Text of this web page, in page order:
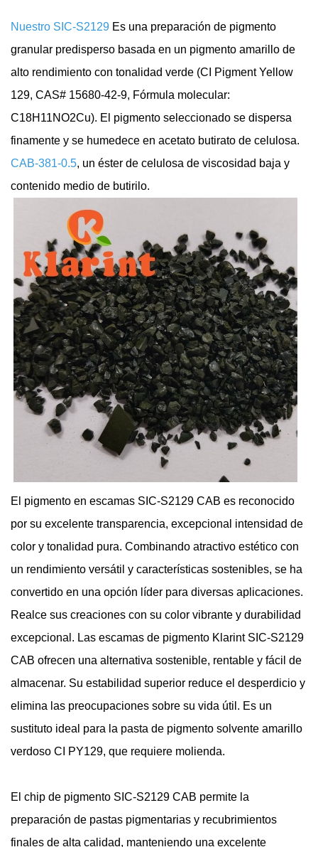
Nuestro SIC-S2129 Es una preparación de pigmento
granular predisperso basada en un pigmento amarillo de
alto rendimiento con tonalidad verde (CI Pigment Yellow
129, CAS# 15680-42-9, Fórmula molecular:
C18H11NO2Cu). El pigmento seleccionado se dispersa
finamente y se humedece en acetato butirato de celulosa.
CAB-381-0.5, un éster de celulosa de viscosidad baja y
contenido medio de butirilo.
El pigmento en escamas SIC-S2129 CAB es reconocido
por su excelente transparencia, excepcional intensidad de
color y tonalidad pura. Combinando atractivo estético con
un rendimiento versátil y características sostenibles, se ha
convertido en una opción líder para diversas aplicaciones.
Realce sus creaciones con su color vibrante y durabilidad
excepcional. Las escamas de pigmento Klarint SIC-S2129
CAB ofrecen una alternativa sostenible, rentable y fácil de
almacenar. Su estabilidad superior reduce el desperdicio y
elimina las preocupaciones sobre su vida útil. Es un
sustituto ideal para la pasta de pigmento solvente amarillo
verdoso CI PY129, que requiere molienda.
El chip de pigmento SIC-S2129 CAB permite la
preparación de pastas pigmentarias y recubrimientos
finales de alta calidad, manteniendo una excelente